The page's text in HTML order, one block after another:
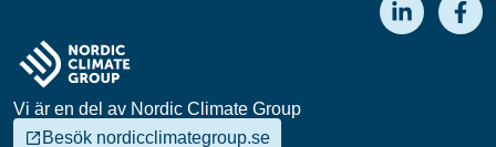
Vi är en del av Nordic Climate Group
Besök nordicclimategroup.se